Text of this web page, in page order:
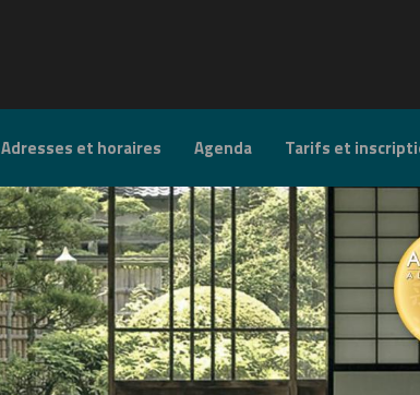
Adresses et horaires Agenda Tarifs et